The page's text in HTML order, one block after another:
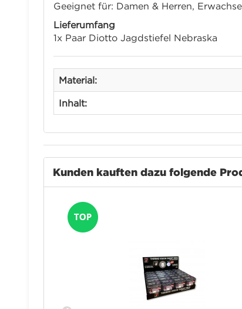
Geeignet für: Damen & Herren,
Lieferumfang
1x Paar Diotto Jagdstiefel Nebraska
Material:
Inhalt:
Kunden kauften dazu folgende